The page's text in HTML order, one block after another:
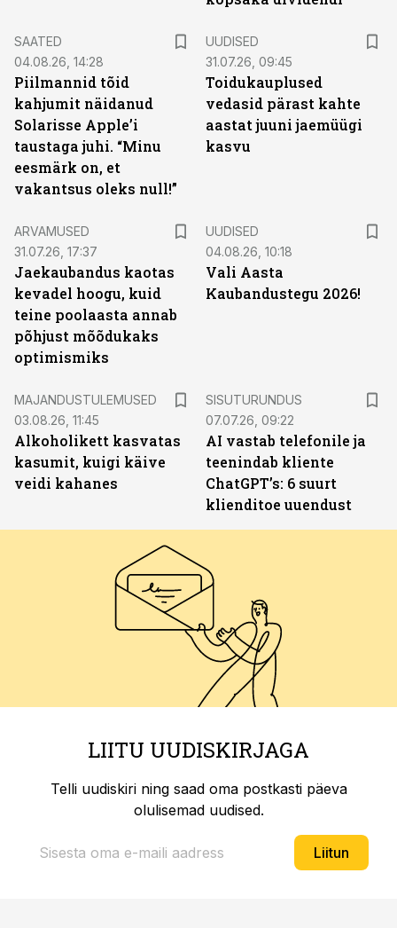
SAATED
04.08.26, 14:28
Piilmannid tõid
kahjumit näidanud
Solarisse Apple’i
taustaga juhi. “Minu
eesmärk on, et
vakantsus oleks null!”
UUDISED
31.07.26, 09:45
Toidukauplused
vedasid pärast kahte
aastat juuni jaemüügi
kasvu
ARVAMUSED
31.07.26, 17:37
Jaekaubandus kaotas
kevadel hoogu, kuid
teine poolaasta annab
põhjust mõõdukaks
optimismiks
UUDISED
04.08.26, 10:18
Vali Aasta
Kaubandustegu 2026!
MAJANDUSTULEMUSED
03.08.26, 11:45
Alkoholikett kasvatas
kasumit, kuigi käive
veidi kahanes
SISUTURUNDUS
07.07.26, 09:22
AI vastab telefonile ja
teenindab kliente
ChatGPT’s: 6 suurt
klienditoe uuendust
LIITU UUDISKIRJAGA
Telli uudiskiri ning saad oma postkasti päeva
olulisemad uudised.
Liitun